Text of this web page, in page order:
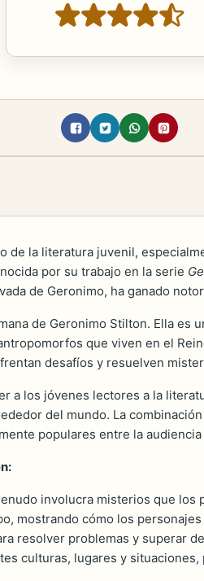
la literatura juvenil,
por su trabajo en la serie
de Geronimo, ha ganado
de Geronimo Stilton. Ella es
que viven en el
desafíos y resuelven
a los jóvenes lectores a la
del mundo. La
populares entre la
involucra misterios que los
mostrando cómo los
resolver problemas y superar
culturas, lugares y